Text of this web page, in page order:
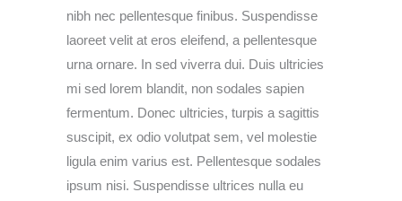
nibh nec pellentesque finibus. Suspendisse
laoreet velit at eros eleifend, a pellentesque
urna ornare. In sed viverra dui. Duis ultricies
mi sed lorem blandit, non sodales sapien
fermentum. Donec ultricies, turpis a sagittis
suscipit, ex odio volutpat sem, vel molestie
ligula enim varius est. Pellentesque sodales
ipsum nisi. Suspendisse ultrices nulla eu